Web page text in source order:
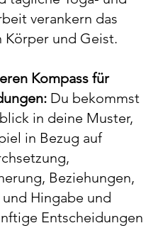
verankern das
Körper und Geist.​
Kompass für
Du bekommst
in deine Muster,
in Bezug auf
Beziehungen,
Hingabe und
Entscheidungen